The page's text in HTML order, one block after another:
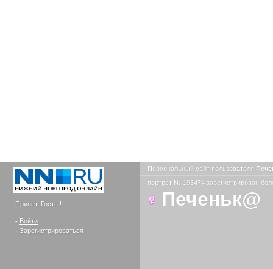
Привет, Гость !
- Войти
- Зарегистрироваться
Персональный сайт пользователя
портрет № 195474 зарегистрирован
Печеньк@